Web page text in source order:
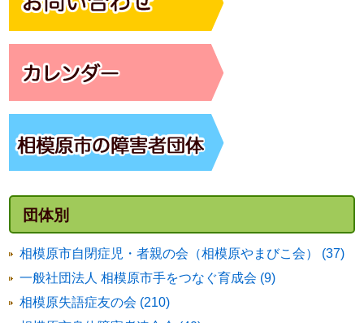
団体別
相模原市自閉症児・者親の会（相模原やまびこ会） (37)
一般社団法人 相模原市手をつなぐ育成会 (9)
相模原失語症友の会 (210)